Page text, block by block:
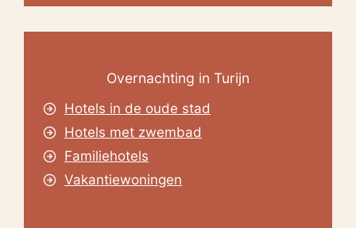
Overnachting in Turijn
Hotels in de oude stad
Hotels met zwembad
Familiehotels
Vakantiewoningen